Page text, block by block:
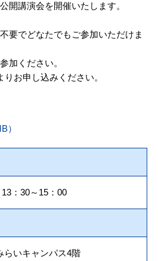
開講演会を開催いたします。
要でどなたでもご参加いただけま
加ください。
お申し込みください。
）
：30～15：00
いキャンパス4階